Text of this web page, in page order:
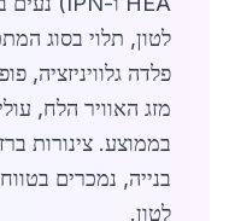
לטון, תלוי בסוג
פלדה גלוויניזציה,
בממוצע. צינורות
לטון.